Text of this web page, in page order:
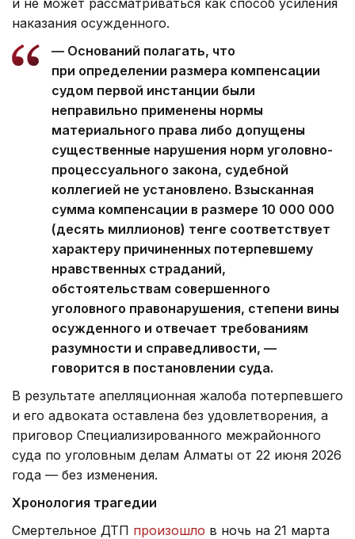
наказания осужденного.
— Оснований полагать, что
при определении размера компенсации
судом первой инстанции были
неправильно применены нормы
материального права либо допущены
существенные нарушения норм уголовно-
процессуального закона, судебной
коллегией не установлено. Взысканная
сумма компенсации в размере 10 000 000
(десять миллионов) тенге соответствует
характеру причиненных потерпевшему
нравственных страданий,
обстоятельствам совершенного
уголовного правонарушения, степени вины
осужденного и отвечает требованиям
разумности и справедливости, —
говорится в постановлении суда.
В результате апелляционная жалоба потерпевшего
и его адвоката оставлена без удовлетворения, а
приговор Специализированного межрайонного
суда по уголовным делам Алматы от 22 июня 2026
года — без изменения.
Хронология трагедии
Смертельное ДТП произошло в ночь на 21 марта